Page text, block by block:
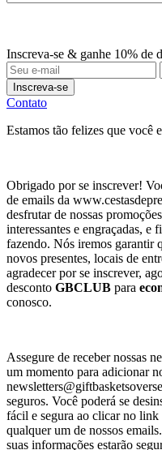
Inscreva-se & ganhe 10% de
Inscreva-se
Contato
Estamos tão felizes que você
Obrigado por se inscrever!
de emails da
desfrutar de nossas
interessantes e engraçadas, e
fazendo. Nós iremos garantir
novos presentes, locais de
agradecer por se inscrever,
desconto GBCLUB para
conosco.
Assegure de receber nossas
um momento para adicionar
seguros. Você poderá se
fácil e segura ao clicar no
qualquer um de nossos
suas informações estarão